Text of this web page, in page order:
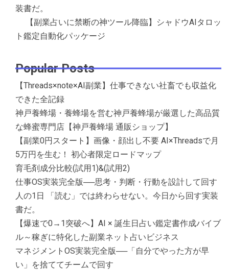
装書だ。
【副業占いに禁断の神ツール降臨】シャドウAIタロッ
ト鑑定自動化パッケージ
Popular Posts
【Threads×note×AI副業】仕事できない社畜でも収益化
できた全記録
神戸養蜂場・養蜂場を営む神戸養蜂場が厳選した高品質
な蜂蜜専門店【神戸養蜂場 通販ショップ】
【副業0円スタート】画像・顔出し不要 AI×Threadsで月
5万円を生む！ 初心者限定ロードマップ
育毛剤成分比較(試用1)&(試用2)
仕事OS実装完全版──思考・判断・行動を設計して回す
人の1日 「読む」では終わらせない。今日から回す実装
書だ。
【爆速で0→1突破へ】AI × 誕生日占い鑑定書作成バイブ
ル～稼ぎに特化した副業ネット占いビジネス
マネジメントOS実装完全版──「自分でやった方が早
い」を捨ててチームで回す